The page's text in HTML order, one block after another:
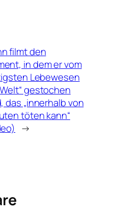
filmt den
in dem er vom
Lebewesen
gestochen
das „innerhalb von
töten kann“
→